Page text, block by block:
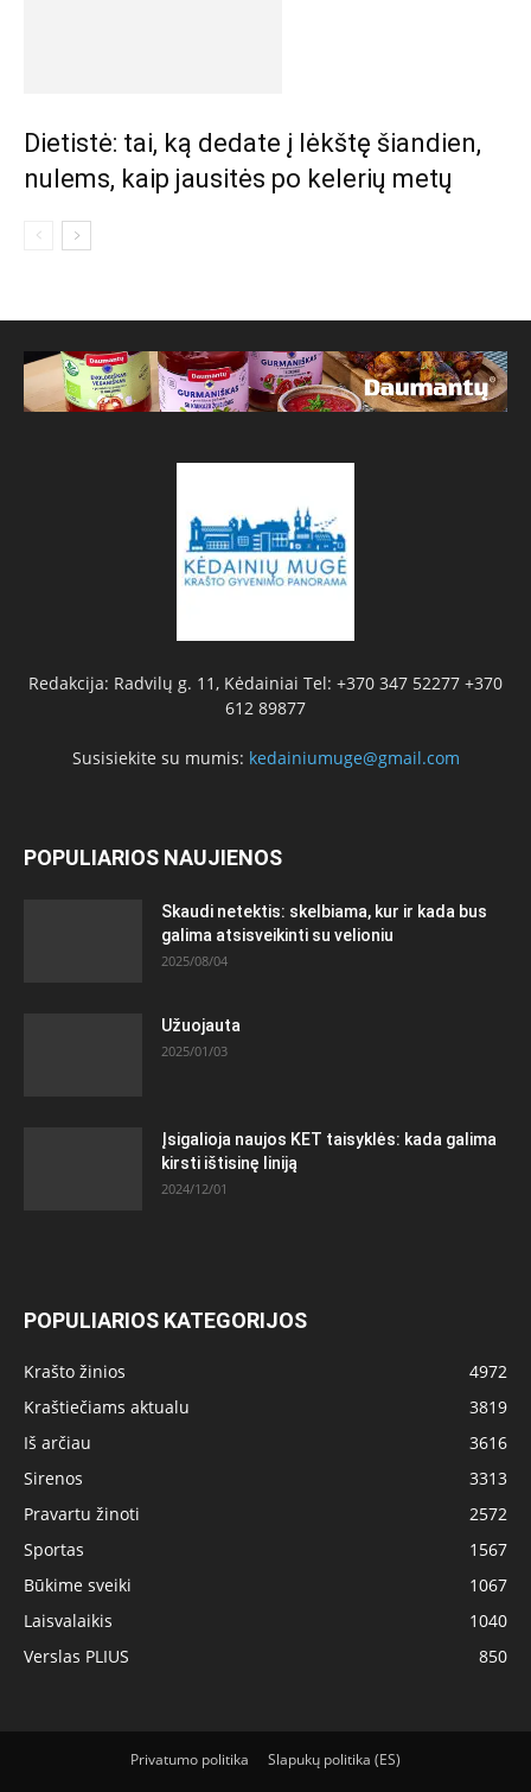
Dietistė: tai, ką dedate į lėkštę šiandien,
nulems, kaip jausitės po kelerių metų
Redakcija: Radvilų g. 11, Kėdainiai Tel: +370 347 52277 +370
612 89877
Susisiekite su mumis: kedainiumuge@gmail.com
POPULIARIOS NAUJIENOS
Skaudi netektis: skelbiama, kur ir kada bus
galima atsisveikinti su velioniu
2025/08/04
Užuojauta
2025/01/03
Įsigalioja naujos KET taisyklės: kada galima
kirsti ištisinę liniją
2024/12/01
POPULIARIOS KATEGORIJOS
Krašto žinios
4972
Kraštiečiams aktualu
3819
Iš arčiau
3616
Sirenos
3313
Pravartu žinoti
2572
Sportas
1567
Būkime sveiki
1067
Laisvalaikis
1040
Verslas PLIUS
850
Privatumo politika Slapukų politika (ES)